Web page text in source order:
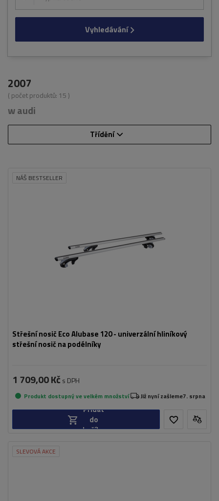
Vyhledávání
2007
( počet produktů: 15 )
w audi
Třídění
NÁŠ BESTSELLER
Střešní nosič Eco Alubase 120 - univerzální hliníkový
střešní nosič na podélníky
1 709,00 Kč s DPH
Produkt dostupný ve velkém množství Již nyní zašleme7. srpna
Přidat
do
košíku
SLEVOVÁ AKCE